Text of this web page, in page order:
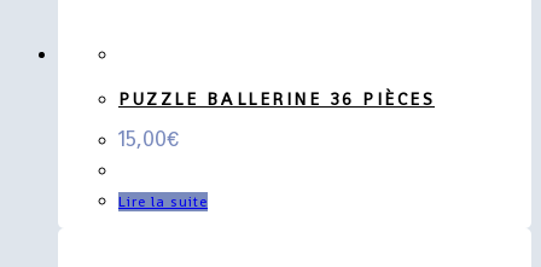
PUZZLE BALLERINE 36 PIÈCES
15,00€
Lire la suite